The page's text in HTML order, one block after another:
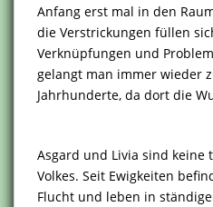
Anfang erst mal in den
die Verstrickungen füllen
Verknüpfungen und
gelangt man immer wieder
Jahrhunderte, da dort die
Asgard und Livia sind keine
Volkes. Seit Ewigkeiten
Flucht und leben in